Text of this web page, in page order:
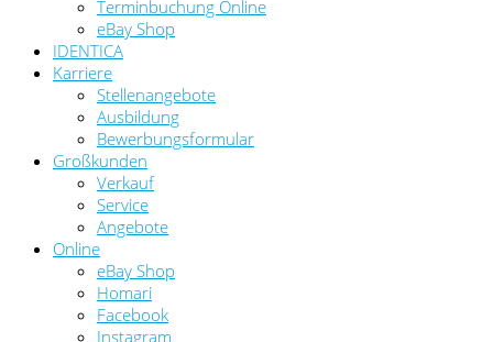
Terminbuchung Online
eBay Shop
IDENTICA
Karriere
Stellenangebote
Ausbildung
Bewerbungsformular
Großkunden
Verkauf
Service
Angebote
Online
eBay Shop
Homari
Facebook
Instagram